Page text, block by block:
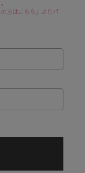
方はこちら」よりパ